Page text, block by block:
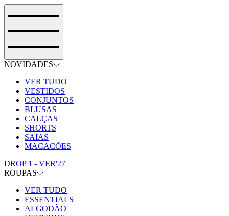
NOVIDADES
VER TUDO
VESTIDOS
CONJUNTOS
BLUSAS
CALÇAS
SHORTS
SAIAS
MACACÕES
DROP 1 - VER'27
ROUPAS
VER TUDO
ESSENTIALS
ALGODÃO